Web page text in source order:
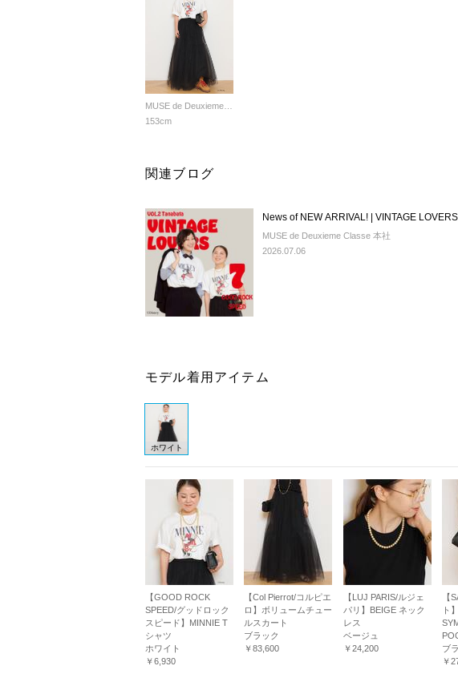
153cm
関連ブログ
News of NEW ARRIVAL! | VINTAGE LOVERS
MUSE de Deuxieme Classe 本社
2026.07.06
モデル着用アイテム
ホワイト
【GOOD ROCK
SPEED/グッドロック
スピード】MINNIE T
シャツ
ホワイト
￥6,930
【Col Pierrot/コルピエ
ロ】ボリュームチュー
ルスカート
ブラック
￥83,600
【LUJ PARIS/ルジェ
パリ】BEIGE ネック
レス
ベージュ
￥24,200
【
ト
ブ
￥